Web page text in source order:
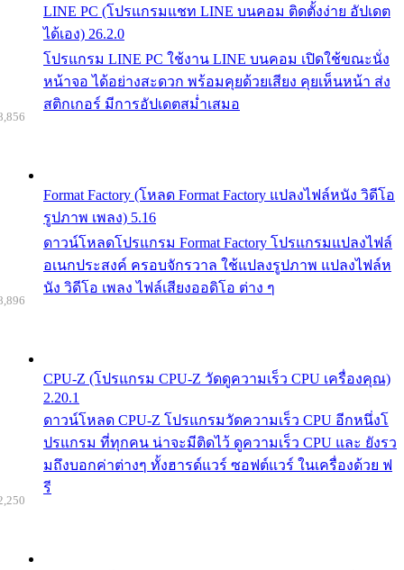
LINE PC (โปรแกรมแชท LINE บนคอม ติดตั้งง่าย อัปเดต
ได้เอง) 26.2.0
โปรแกรม LINE PC ใช้งาน LINE บนคอม เปิดใช้ขณะนั่ง
หน้าจอ ได้อย่างสะดวก พร้อมคุยด้วยเสียง คุยเห็นหน้า ส่ง
สติกเกอร์ มีการอัปเดตสม่ำเสมอ
Format Factory (โหลด Format Factory แปลงไฟล์หนัง วิดีโอ
รูปภาพ เพลง) 5.16
ดาวน์โหลดโปรแกรม Format Factory โปรแกรมแปลงไฟล์
อเนกประสงค์ ครอบจักรวาล ใช้แปลงรูปภาพ แปลงไฟล์ห
นัง วิดีโอ เพลง ไฟล์เสียงออดิโอ ต่าง ๆ
CPU-Z (โปรแกรม CPU-Z วัดดูความเร็ว CPU เครื่องคุณ)
2.20.1
ดาวน์โหลด CPU-Z โปรแกรมวัดความเร็ว CPU อีกหนึ่งโ
ปรแกรม ที่ทุกคน น่าจะมีติดไว้ ดูความเร็ว CPU และ ยังรว
มถึงบอกค่าต่างๆ ทั้งฮารด์แวร์ ซอฟต์แวร์ ในเครื่องด้วย ฟ
รี